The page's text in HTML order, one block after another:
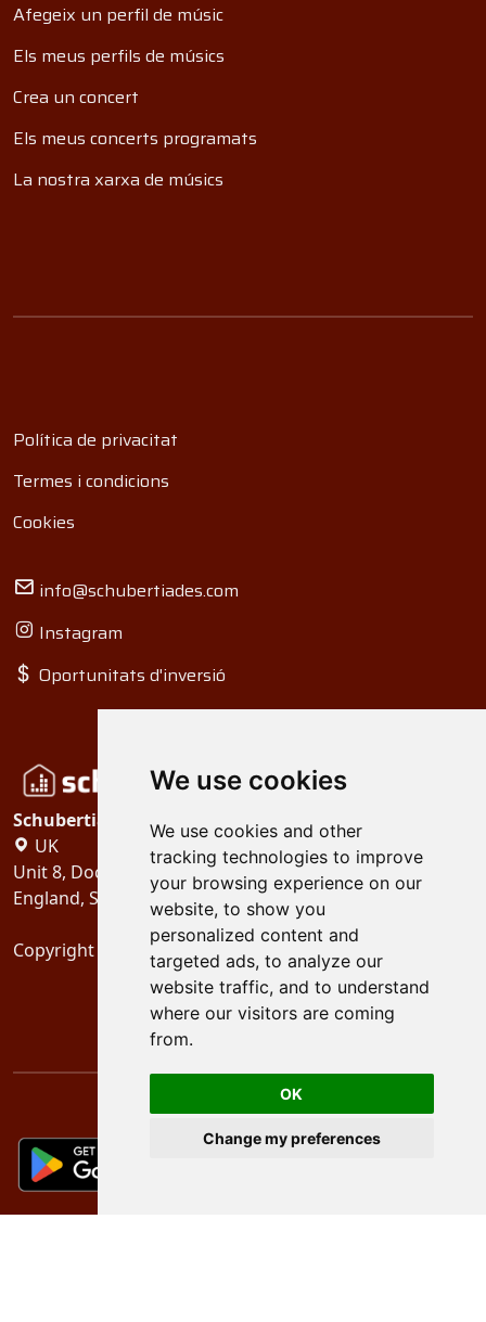
We use cookies
We use cookies and other
tracking technologies to improve
your browsing experience on our
website, to show you
personalized content and
targeted ads, to analyze our
website traffic, and to understand
where our visitors are coming
from.
OK
Change my preferences
Afegeix un perfil de músic
Els meus perfils de músics
Crea un concert
Els meus concerts programats
La nostra xarxa de músics
Política de privacitat
Termes i condicions
Cookies
info@schubertiades.com
Instagram
Oportunitats d'inversió
Schubertiades, Ltd.
UK
Unit 8, Dock Offices, Surrey Quays Road, London
England, SE16 2XU
Copyright 2024 Schubertiades, Ltd.